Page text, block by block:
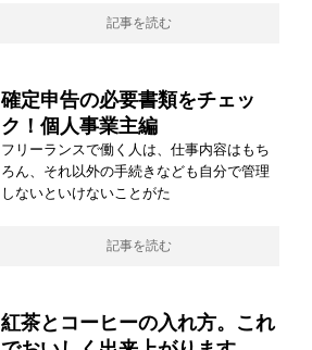
記事を読む
確定申告の必要書類をチェッ
ク！個人事業主編
フリーランスで働く人は、仕事内容はもち
ろん、それ以外の手続きなども自分で管理
しないといけないことがた
記事を読む
紅茶とコーヒーの入れ方。これ